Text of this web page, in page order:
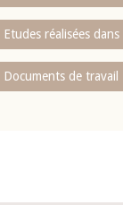
Etudes réalisées
Documents de travail